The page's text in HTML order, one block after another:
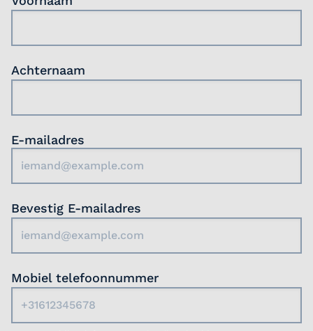
beschikbaarheid.
Beschikbaar voor minimaal twee diensten
Achternaam
E-mailadres
Bevestig E-mailadres
Mobiel telefoonnummer